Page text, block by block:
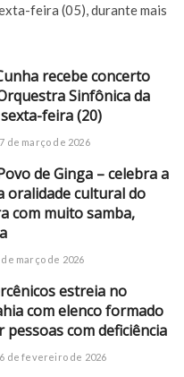
feira (05), durante mais
recebe concerto
Sinfônica da
feira (20)
de março de 2026
de Ginga – celebra a
oralidade cultural do
com muito samba,
março de 2026
estreia no
com elenco formado
com deficiência
de fevereiro de 2026